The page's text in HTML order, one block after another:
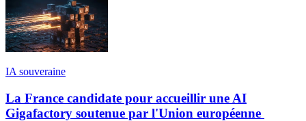
IA souveraine
La France candidate pour accueillir une AI
Gigafactory soutenue par l'Union européenne